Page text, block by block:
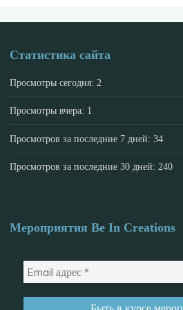
Статистика сайта
Просмотры сегодня: 2
Просмотры вчера: 1
Просмотров за последние 7 дней:34
Просмотров за последние 30 дней: 240
Мероприятия Be In Creations